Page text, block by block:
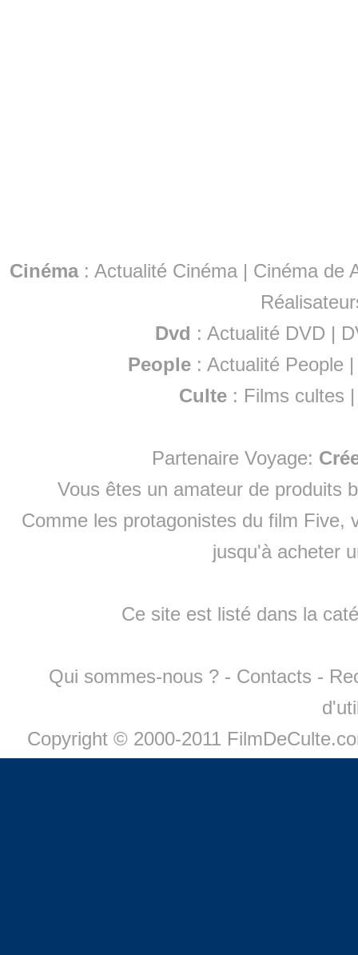
Cinéma: Actualité Cinéma | Cinéma de
Dvd : Actualité DVD |
People :Actualité People
Culte : Films cultes
Partenaire Voyage:
Vous êtes un amateur de produits
Comme les protagonistes du film Five,
jusqu'à acheter
Ce site est listé dans la
Qui sommes-nous ? - Contacts -
Copyright © 2000-2011